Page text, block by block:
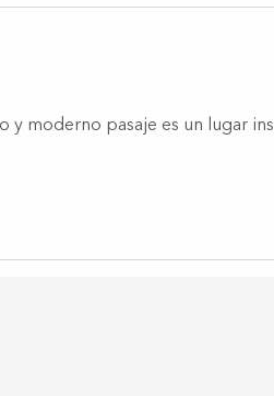
moderno pasaje es un lugar